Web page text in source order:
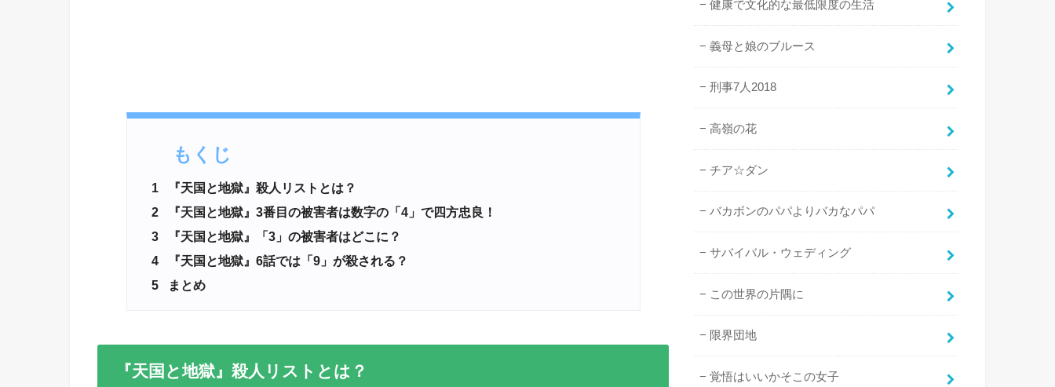
もくじ
1
『天国と地獄』殺人リストとは？
2
『天国と地獄』3番目の被害者は数字の「4」で四方忠良！
3
『天国と地獄』「3」の被害者はどこに？
4
『天国と地獄』6話では「9」が殺される？
5
まとめ
『天国と地獄』殺人リストとは？
健康で文化的な最低限度の生活
義母と娘のブルース
刑事7人2018
高嶺の花
チア☆ダン
バカボンのパパよりバカなパパ
サバイバル・ウェディング
この世界の片隅に
限界団地
覚悟はいいかそこの女子